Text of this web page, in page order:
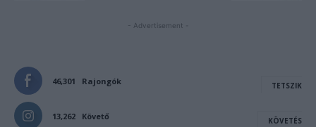
- Advertisement -
46,301 Rajongók TETSZIK
13,262 Követő KÖVETÉS